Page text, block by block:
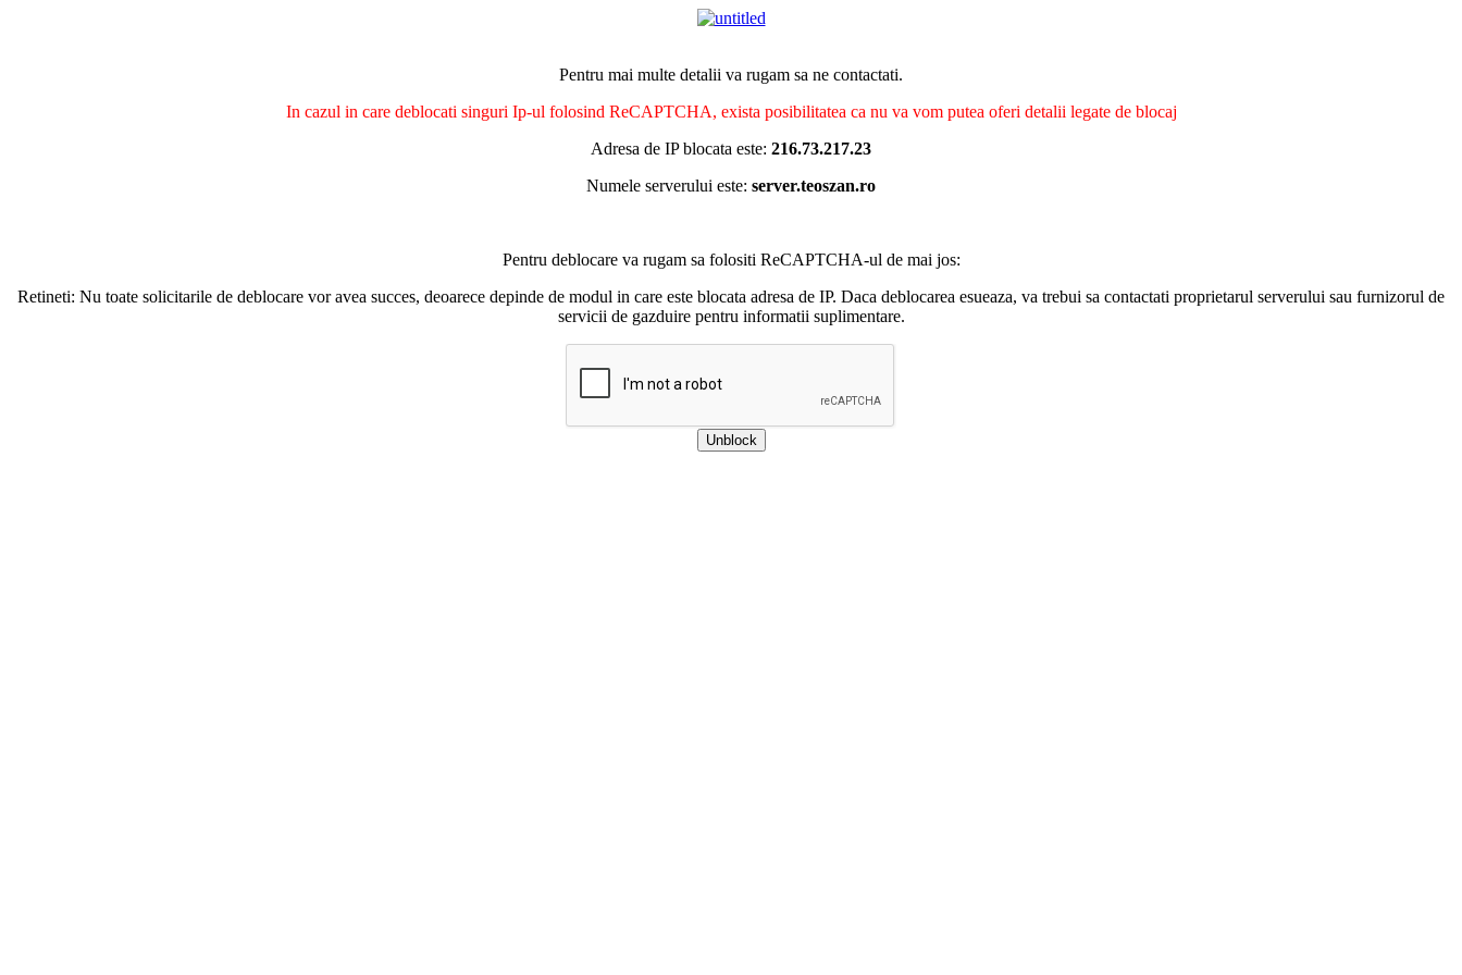
Pentru mai multe detalii va rugam sa ne contactati.
In cazul in care deblocati singuri Ip-ul folosind ReCAPTCHA, exista posibilitatea ca nu va vom putea oferi detalii legate de blocaj
Adresa de IP blocata este: 216.73.217.23
Numele serverului este: server.teoszan.ro
Pentru deblocare va rugam sa folositi ReCAPTCHA-ul de mai jos:
Retineti: Nu toate solicitarile de deblocare vor avea succes, deoarece depinde de modul in care este blocata adresa de IP. Daca deblocarea esueaza, va trebui sa contactati proprietarul serverului sau furnizorul de
servicii de gazduire pentru informatii suplimentare.